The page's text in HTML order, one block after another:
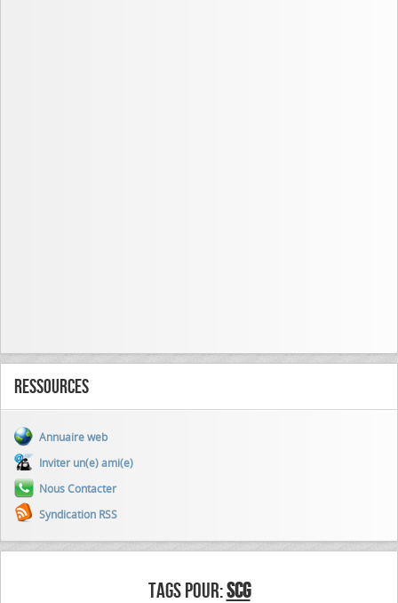
Ressources
Annuaire web
Inviter un(e) ami(e)
Nous Contacter
Syndication RSS
TAGS POUR:SCG